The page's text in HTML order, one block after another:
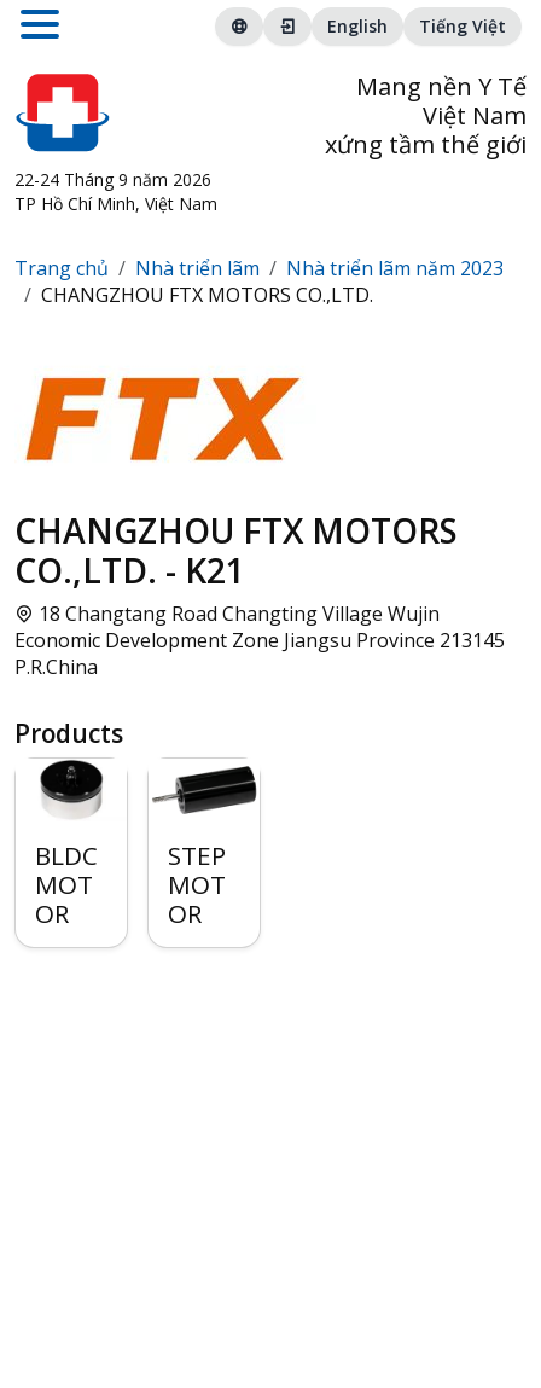
English Tiếng Việt
22-24 Tháng 9 năm 2026
TP Hồ Chí Minh, Việt Nam
Mang nền Y Tế
Việt Nam
xứng tầm thế giới
Trang chủ Nhà triển lãm
Nhà triển lãm năm 2023
CHANGZHOU FTX MOTORS CO.,LTD.
CHANGZHOU FTX MOTORS
CO.,LTD. - K21
18 Changtang Road Changting Village Wujin
Economic Development Zone Jiangsu Province 213145
P.R.China
Products
BLDC
MOT
OR
STEP
MOT
OR